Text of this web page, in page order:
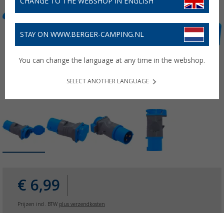
€ 6,99
Prijzen incl. BTW plus verzendkosten
STAY ON WWW.BERGER-CAMPING.NL
You can change the language at any time in the webshop.
SELECT ANOTHER LANGUAGE